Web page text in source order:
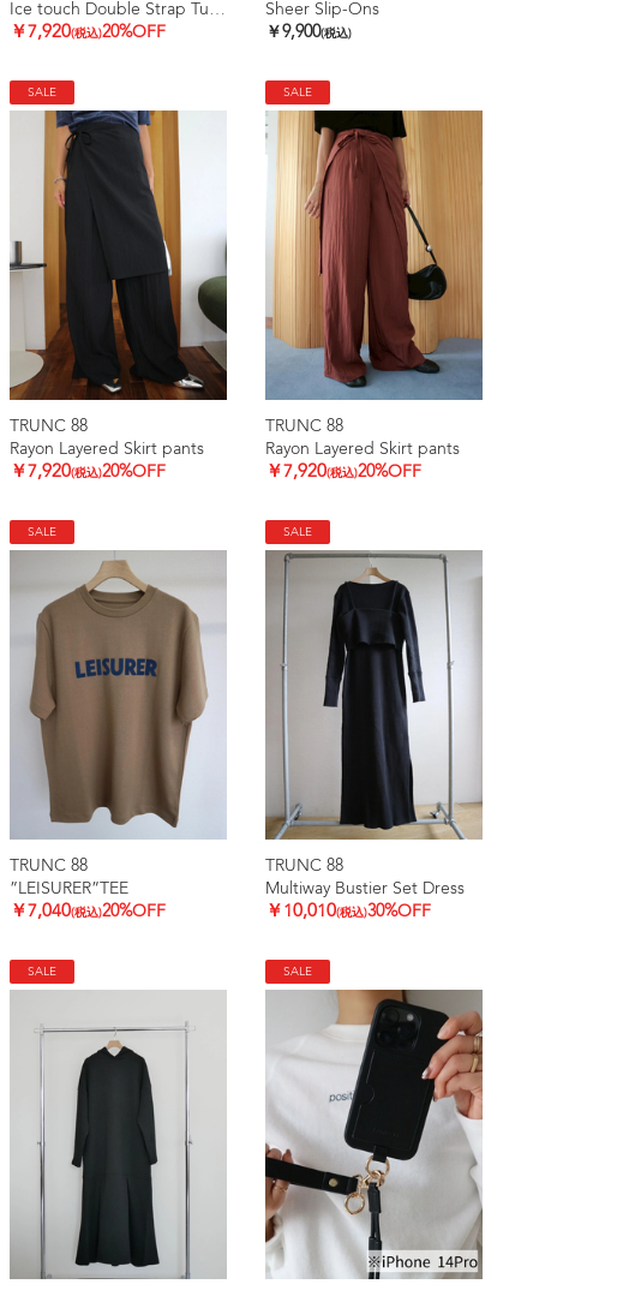
Ice touch Double Strap Tunic
￥7,920(税込)20%OFF
Sheer Slip-Ons
￥9,900(税込)
SALE
TRUNC 88
Rayon Layered Skirt pants
￥7,920(税込)20%OFF
SALE
TRUNC 88
Rayon Layered Skirt pants
￥7,920(税込)20%OFF
SALE
TRUNC 88
”LEISURER”TEE
￥7,040(税込)20%OFF
SALE
TRUNC 88
Multiway Bustier Set Dress
￥10,010(税込)30%OFF
SALE SALE